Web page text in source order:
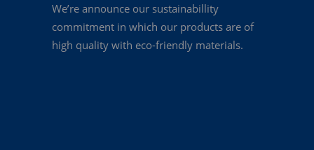
We’re announce our sustainabillity
commitment in which our products are of
high quality with eco-friendly materials.